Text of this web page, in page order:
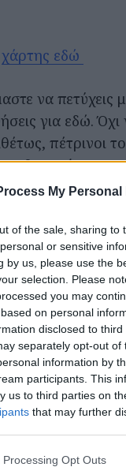
My
of the sale, sharing to
or sensitive
by us, please use the
selection. Please
you may
on personal
disclosed to
separately opt-out of
information by
participants. This
us to third parties on
that may further
website/app uses one
Opt Outs
χάρτης εδώ
να πετύχεις
για εδώ. Όχι
πέτρινοι
που
που απλώνει
πλαγιές του
τρομερά κρέατα
το λουκάνικο
ζουμερά
μερακλής) και η
ωραία
την ημέρα –αν
χάσεις, ενώ πολύ
κόκορας.
22€ το άτομο, με